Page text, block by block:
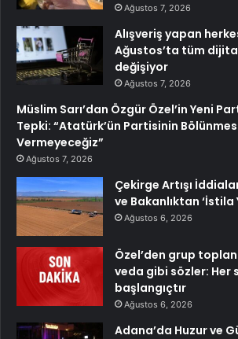
Ağustos 7, 2026
Alışveriş yapan
Ağustos’ta tüm
değişiyor
Ağustos 7, 2026
Müslim Sarı’dan Özgür Özel’in Yeni
Tepki: “Atatürk’ün Partisinin
Vermeyeceğiz”
Ağustos 7, 2026
Çekirge Artışı
ve Bakanlıktan ‘İstila
Ağustos 6, 2026
Özel’den grup
veda gibi sözler: Her
başlangıçtır
Ağustos 6, 2026
Adana’da Huzur ve